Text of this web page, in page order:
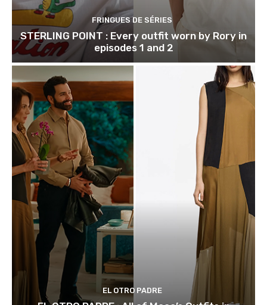
FRINGUES DE SÉRIES
STERLING POINT : Every outfit worn by Rory in
episodes 1 and 2
EL OTRO PADRE